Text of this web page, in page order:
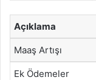
Açıklama
Maaş Artışı
Ek Ödemeler